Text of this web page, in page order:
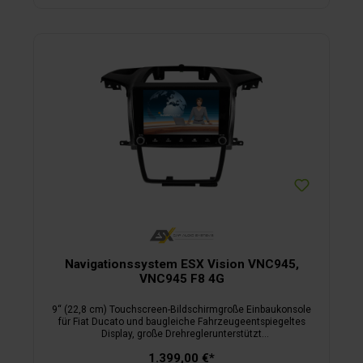
Impulsbelastbarkeit 180 W, Frequenzbereich 50 – 24.000 Hz,
Impedanz 3 Ω, Einbaulochdurchmesser 15,5 cm, Einbautiefe
5,1 cm.Technische Daten Verstärker:2-Kanal Class D Nano
Verstärker, 2 x 52/95 W RMS @ 4/2 Ω, 1 x 190 W RMS @ 4 Ω
gebrückt, HPF/LPF schaltbar @ 80 Hz, Frequenzbereich 10
Hz – 60.000 Hz, Hochpegeleingänge mit EPS, Cinch Line
Out, automatische Einschaltfunktion, Maße B 7 x H 3,5 x T 9
Navigationssystem ESX Vision VNC945,
VNC945 F8 4G
9“ (22,8 cm) Touchscreen-Bildschirmgroße Einbaukonsole
für Fiat Ducato und baugleiche Fahrzeugeentspiegeltes
Display, große Drehreglerunterstützt
FunktionBluetooth Telefonie inkl. Audio StreamingKamera
1.399,00 €*